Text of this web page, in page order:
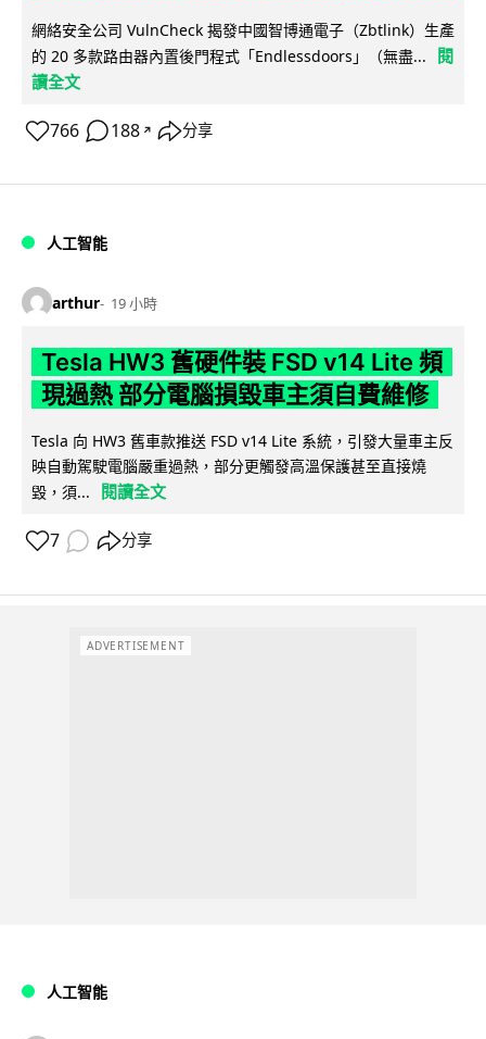
網絡安全公司 VulnCheck 揭發中國智博通電子（Zbtlink）生產
的 20 多款路由器內置後門程式「Endlessdoors」（無盡...
閱
讀全文
766 188 ↗ 分享
人工智能
arthur 19 小時
Tesla HW3 舊硬件裝 FSD v14 Lite 頻
現過熱 部分電腦損毀車主須自費維修
Tesla 向 HW3 舊車款推送 FSD v14 Lite 系統，引發大量車主反
映自動駕駛電腦嚴重過熱，部分更觸發高溫保護甚至直接燒
毀，須...
閱讀全文
7 分享
ADVERTISEMENT
人工智能